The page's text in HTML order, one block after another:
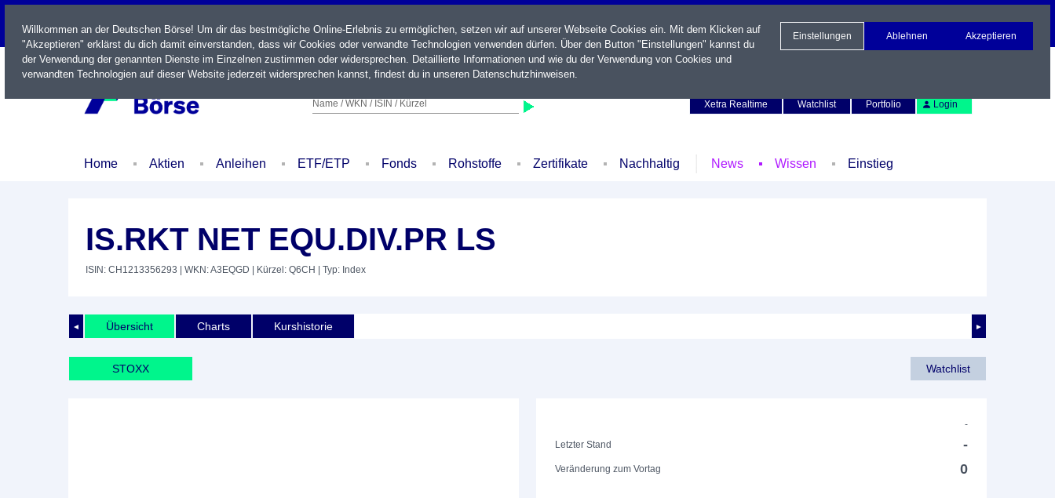
LIVE
Name / WKN / ISIN / Kürzel
Xetra Realtime
Watchlist Portfolio Login
Home Aktien Anleihen ETF/ETP Fonds Rohstoffe Zertifikate Nachhaltig News Wissen Einstieg
IS.RKT NET EQU.DIV.PR LS
ISIN: CH1213356293 | WKN: A3EQGD | Kürzel: Q6CH | Typ: Index
◄ ►
Übersicht Charts Kurshistorie
STOXX Watchlist
-
Letzter Stand
-
Veränderung zum Vortag 0
Willkommen an der Deutschen Börse! Um dir das bestmögliche Online-Erlebnis zu ermöglichen, setzen wir auf unserer Webseite Cookies ein. Mit dem Klicken auf
"Akzeptieren" erklärst du dich damit einverstanden, dass wir Cookies oder verwandte Technologien verwenden dürfen. Über den Button "Einstellungen" kannst du
der Verwendung der genannten Dienste im Einzelnen zustimmen oder widersprechen. Detaillierte Informationen und wie du der Verwendung von Cookies und
verwandten Technologien auf dieser Website jederzeit widersprechen kannst, findest du in unseren Datenschutzhinweisen.
Einstellungen Ablehnen Akzeptieren